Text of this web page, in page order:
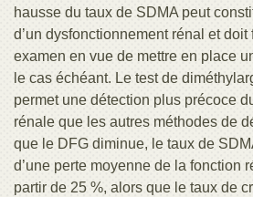
hausse du taux de SDMA peut
d’un dysfonctionnement rénal et doit
examen en vue de mettre en place
le cas échéant. Le test de
permet une détection plus précoce
rénale que les autres méthodes de
que le DFG diminue, le taux de
d’une perte moyenne de la fonction
partir de 25 %, alors que le taux de